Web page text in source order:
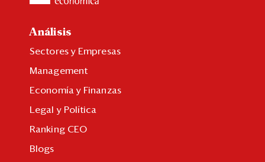
Análisis
Sectores y Empresas
Management
Economía y Finanzas
Legal y Política
Ranking CEO
Blogs